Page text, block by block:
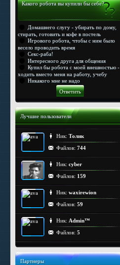
Какого робота вы купили бы себе?
Домашнего слугу - убирать по дому,
стирать, готовить и кофе в постель
Игрового робота, чтобы с ним было
весело проводить время
Секс-раба!
Интересного друга для общения
Купил бы робота с моей внешностью -
ходить вместо меня на работу, учебу
Никакого мне не надо
Лучшие пользователи
Ник: Толик
Файлов: 744
Ник: cyber
Файлов: 159
Ник: waxirewion
Файлов: 59
Ник: Admin™
Файлов: 5
Партнеры